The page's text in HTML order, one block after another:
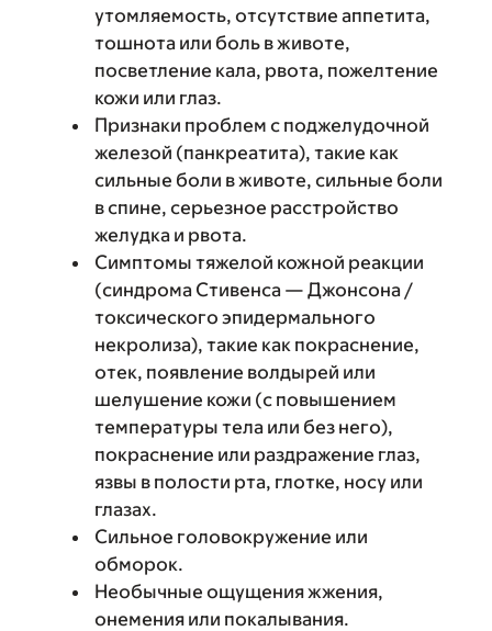
утомляемость, отсутствие аппетита,
тошнота или боль в животе,
посветление кала, рвота, пожелтение
кожи или глаз.
Признаки проблем с поджелудочной
железой (панкреатита), такие как
сильные боли в животе, сильные боли
в спине, серьезное расстройство
желудка и рвота.
Симптомы тяжелой кожной реакции
(синдрома Стивенса — Джонсона /
токсического эпидермального
некролиза), такие как покраснение,
отек, появление волдырей или
шелушение кожи (с повышением
температуры тела или без него),
покраснение или раздражение глаз,
язвы в полости рта, глотке, носу или
глазах.
Сильное головокружение или
обморок.
Необычные ощущения жжения,
онемения или покалывания.